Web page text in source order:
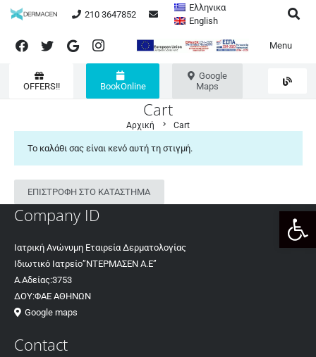
210 3647852
Ελληνικα
English
Menu
OFFERS!! BookOnline
Google
Maps
Cart
Αρχική chevron_right Cart
Το καλάθι σας είναι κενό αυτή τη στιγμή.
ΕΠΙΣΤΡΟΦΉ ΣΤΟ ΚΑΤΆΣΤΗΜΑ
Company ID
Ιατρική Ανώνυμη Εταιρεία Δερματολογίας
Ιδιωτικό Ιατρείο”ΝΤΕΡΜΑΣΕΝ Α.Ε”
Α.Αδείας:3753
ΔΟΥ:ΦΑΕ ΑΘΗΝΩΝ
Google maps
Contact